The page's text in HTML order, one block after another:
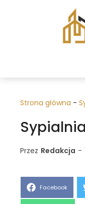
Strona główna -
Przez Redakcja -
Share
on
Facebook